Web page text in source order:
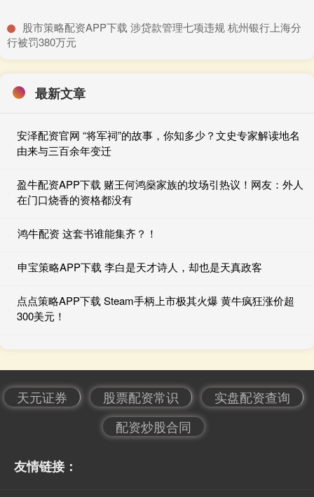
​股市策略配资APP下载 涉贷款管理七项违规 杭州银行上海分
行被罚380万元
最新文章
安泽配资官网 “将军祠”的故事，你知多少？文史专家解读地名
由来与三百余年变迁
盈牛配资APP下载 赌王何鸿燊家族的坟场引热议！网友：外人
在门口烧香的资格都没有
鸿牛配资 这套书谁能集齐？！
申宝策略APP下载 李白是天才诗人，却也是天真政客
点点策略APP下载 Steam手柄上市极其火爆 黄牛疯狂涨价超
300美元！
天元证券 股票配资常识
实盘配资查询
配资炒股合同
友情链接：